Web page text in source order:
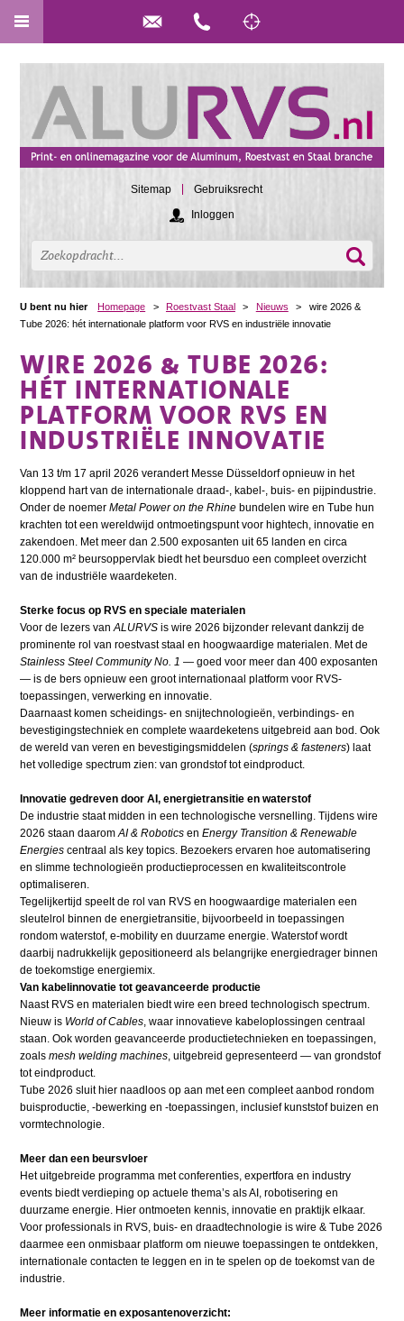
Sitemap
Gebruiksrecht
Inloggen
U bent nu hier Homepage > Roestvast Staal > Nieuws >
wire 2026 &
Tube 2026: hét internationale platform voor RVS en industriële innovatie
WIRE 2026 & TUBE 2026:
HÉT INTERNATIONALE
PLATFORM VOOR RVS EN
INDUSTRIËLE INNOVATIE
Van 13 t/m 17 april 2026 verandert Messe Düsseldorf opnieuw in het
kloppend hart van de internationale draad-, kabel-, buis- en pijpindustrie.
Onder de noemerMetal Power on the Rhine bundelen wire en Tube hun
krachten tot een wereldwijd ontmoetingspunt voor hightech, innovatie en
zakendoen. Met meer dan 2.500 exposanten uit 65 landen en circa
120.000 m² beursoppervlak biedt het beursduo een compleet overzicht
van de industriële waardeketen.
Sterke focus op RVS en speciale materialen
Voor de lezers vanALURVS is wire 2026 bijzonder relevant dankzij de
prominente rol van roestvast staal en hoogwaardige materialen. Met de
Stainless Steel Community No. 1 — goed voor meer dan 400 exposanten
— is de bers opnieuw een groot internationaal platform voor RVS-
toepassingen, verwerking en innovatie.
Daarnaast komen scheidings- en snijtechnologieën, verbindings- en
bevestigingstechniek en complete waardeketens uitgebreid aan bod. Ook
de wereld van veren en bevestigingsmiddelen (springs & fasteners) laat
het volledige spectrum zien: van grondstof tot eindproduct.
Innovatie gedreven door AI, energietransitie en waterstof
De industrie staat midden in een technologische versnelling. Tijdens wire
2026 staan daaromAI & Robotics enEnergy Transition & Renewable
Energies centraal als key topics. Bezoekers ervaren hoe automatisering
en slimme technologieën productieprocessen en kwaliteitscontrole
optimaliseren.
Tegelijkertijd speelt de rol van RVS en hoogwaardige materialen een
sleutelrol binnen de energietransitie, bijvoorbeeld in toepassingen
rondom waterstof, e-mobility en duurzame energie. Waterstof wordt
daarbij nadrukkelijk gepositioneerd als belangrijke energiedrager binnen
de toekomstige energiemix.
Van kabelinnovatie tot geavanceerde productie
Naast RVS en materialen biedt wire een breed technologisch spectrum.
Nieuw is World of Cables, waar innovatieve kabeloplossingen centraal
staan. Ook worden geavanceerde productietechnieken en toepassingen,
zoalsmesh welding machines, uitgebreid gepresenteerd — van grondstof
tot eindproduct.
Tube 2026 sluit hier naadloos op aan met een compleet aanbod rondom
buisproductie, -bewerking en -toepassingen, inclusief kunststof buizen en
vormtechnologie.
Meer dan een beursvloer
Het uitgebreide programma met conferenties, expertfora en industry
events biedt verdieping op actuele thema’s als AI, robotisering en
duurzame energie. Hier ontmoeten kennis, innovatie en praktijk elkaar.
Voor professionals in RVS, buis- en draadtechnologie is wire & Tube 2026
daarmee een onmisbaar platform om nieuwe toepassingen te ontdekken,
internationale contacten te leggen en in te spelen op de toekomst van de
industrie.
Meer informatie en exposantenoverzicht: